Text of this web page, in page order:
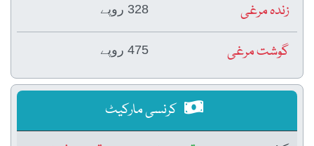
زندہ مرغی 328 روپے
گوشت مرغی 475 روپے
کرنسی مارکیٹ